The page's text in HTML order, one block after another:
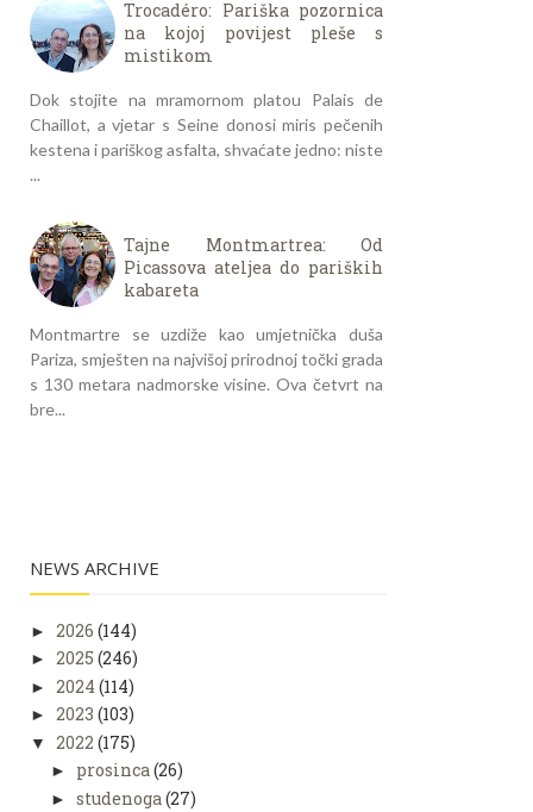
Trocadéro: Pariška pozornica
na kojoj povijest pleše s
mistikom
Dok stojite na mramornom platou Palais de
Chaillot, a vjetar s Seine donosi miris pečenih
kestena i pariškog asfalta, shvaćate jedno: niste
...
Tajne Montmartrea: Od
Picassova ateljea do pariških
kabareta
Montmartre se uzdiže kao umjetnička duša
Pariza, smješten na najvišoj prirodnoj točki grada
s 130 metara nadmorske visine. Ova četvrt na
bre...
NEWS ARCHIVE
► 2026 (144)
► 2025 (246)
► 2024 (114)
► 2023 (103)
▼ 2022 (175)
► prosinca(26)
► studenoga(27)